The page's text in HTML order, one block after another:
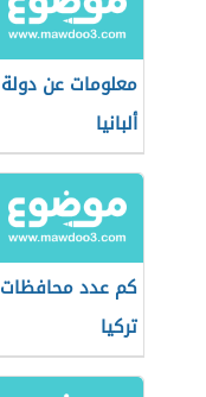
معلومات عن دولة
ألبانيا
كم عدد محافظات
تركيا